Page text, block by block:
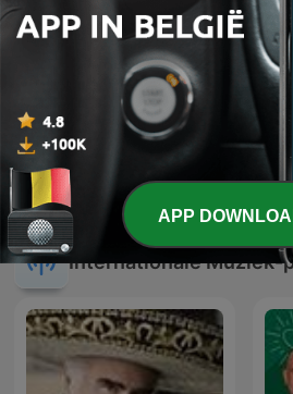
Musique relaxation
Internationale Muziek-
APP